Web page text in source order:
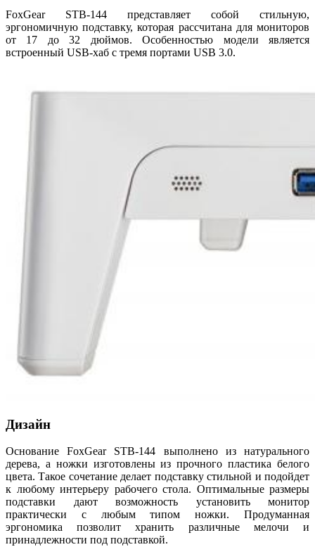
FoxGear STB-144 представляет собой стильную,
эргономичную подставку, которая рассчитана для мониторов
от 17 до 32 дюймов. Особенностью модели является
встроенный USB-хаб с тремя портами USB 3.0.
Дизайн
Основание FoxGear STB-144 выполнено из натурального
дерева, а ножки изготовлены из прочного пластика белого
цвета. Такое сочетание делает подставку стильной и подойдет
к любому интерьеру рабочего стола. Оптимальные размеры
подставки дают возможность установить монитор
практически с любым типом ножки. Продуманная
эргономика позволит хранить различные мелочи и
принадлежности под подставкой.